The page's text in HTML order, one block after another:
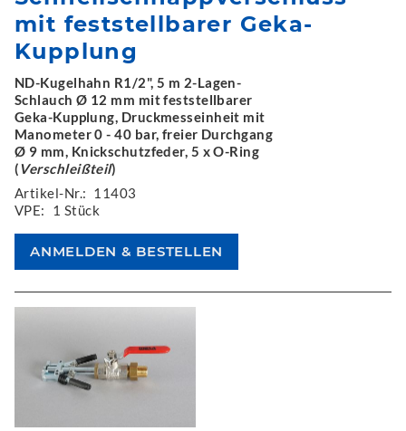
mit feststellbarer Geka-
Kupplung
ND-Kugelhahn R1/2", 5 m 2-Lagen-
Schlauch Ø 12 mm mit feststellbarer
Geka-Kupplung, Druckmesseinheit mit
Manometer 0 - 40 bar, freier Durchgang
Ø 9 mm, Knickschutzfeder, 5 x O-Ring
(Verschleißteil)
Artikel-Nr.: 11403
VPE:
1 Stück